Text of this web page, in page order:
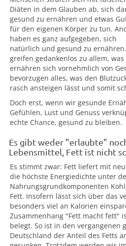
Diäten in dem Glauben ab, sich
gesund zu ernähren und etwas
für den eigenen Körper zu tun.
haben es ganz aufgegeben, sich
natürlich und gesund zu
greifen gedankenlos zu allem,
ernähren sich vornehmlich von
bevorzugen alles, was den
rasch ansteigen lässt und somit
Doch erst, wenn wir gesunde
Gefühlen, Lust und Genuss
echte Chance, gesund zu bleiben.
Es gibt weder "erlaubte"
Lebensmittel, Fett ist nicht
Es stimmt zwar: Fett liefert mit
die höchste Energiedichte unter
Nahrungsgrundkomponenten
Fett. Insofern lässt sich über das
besonders viel an Kalorien
Zusammenhang "Fett macht fett"
belegt. So ist in den vergangenen
Deutschland der Anteil des Fetts